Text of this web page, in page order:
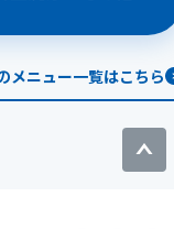
メニュー一覧はこちら